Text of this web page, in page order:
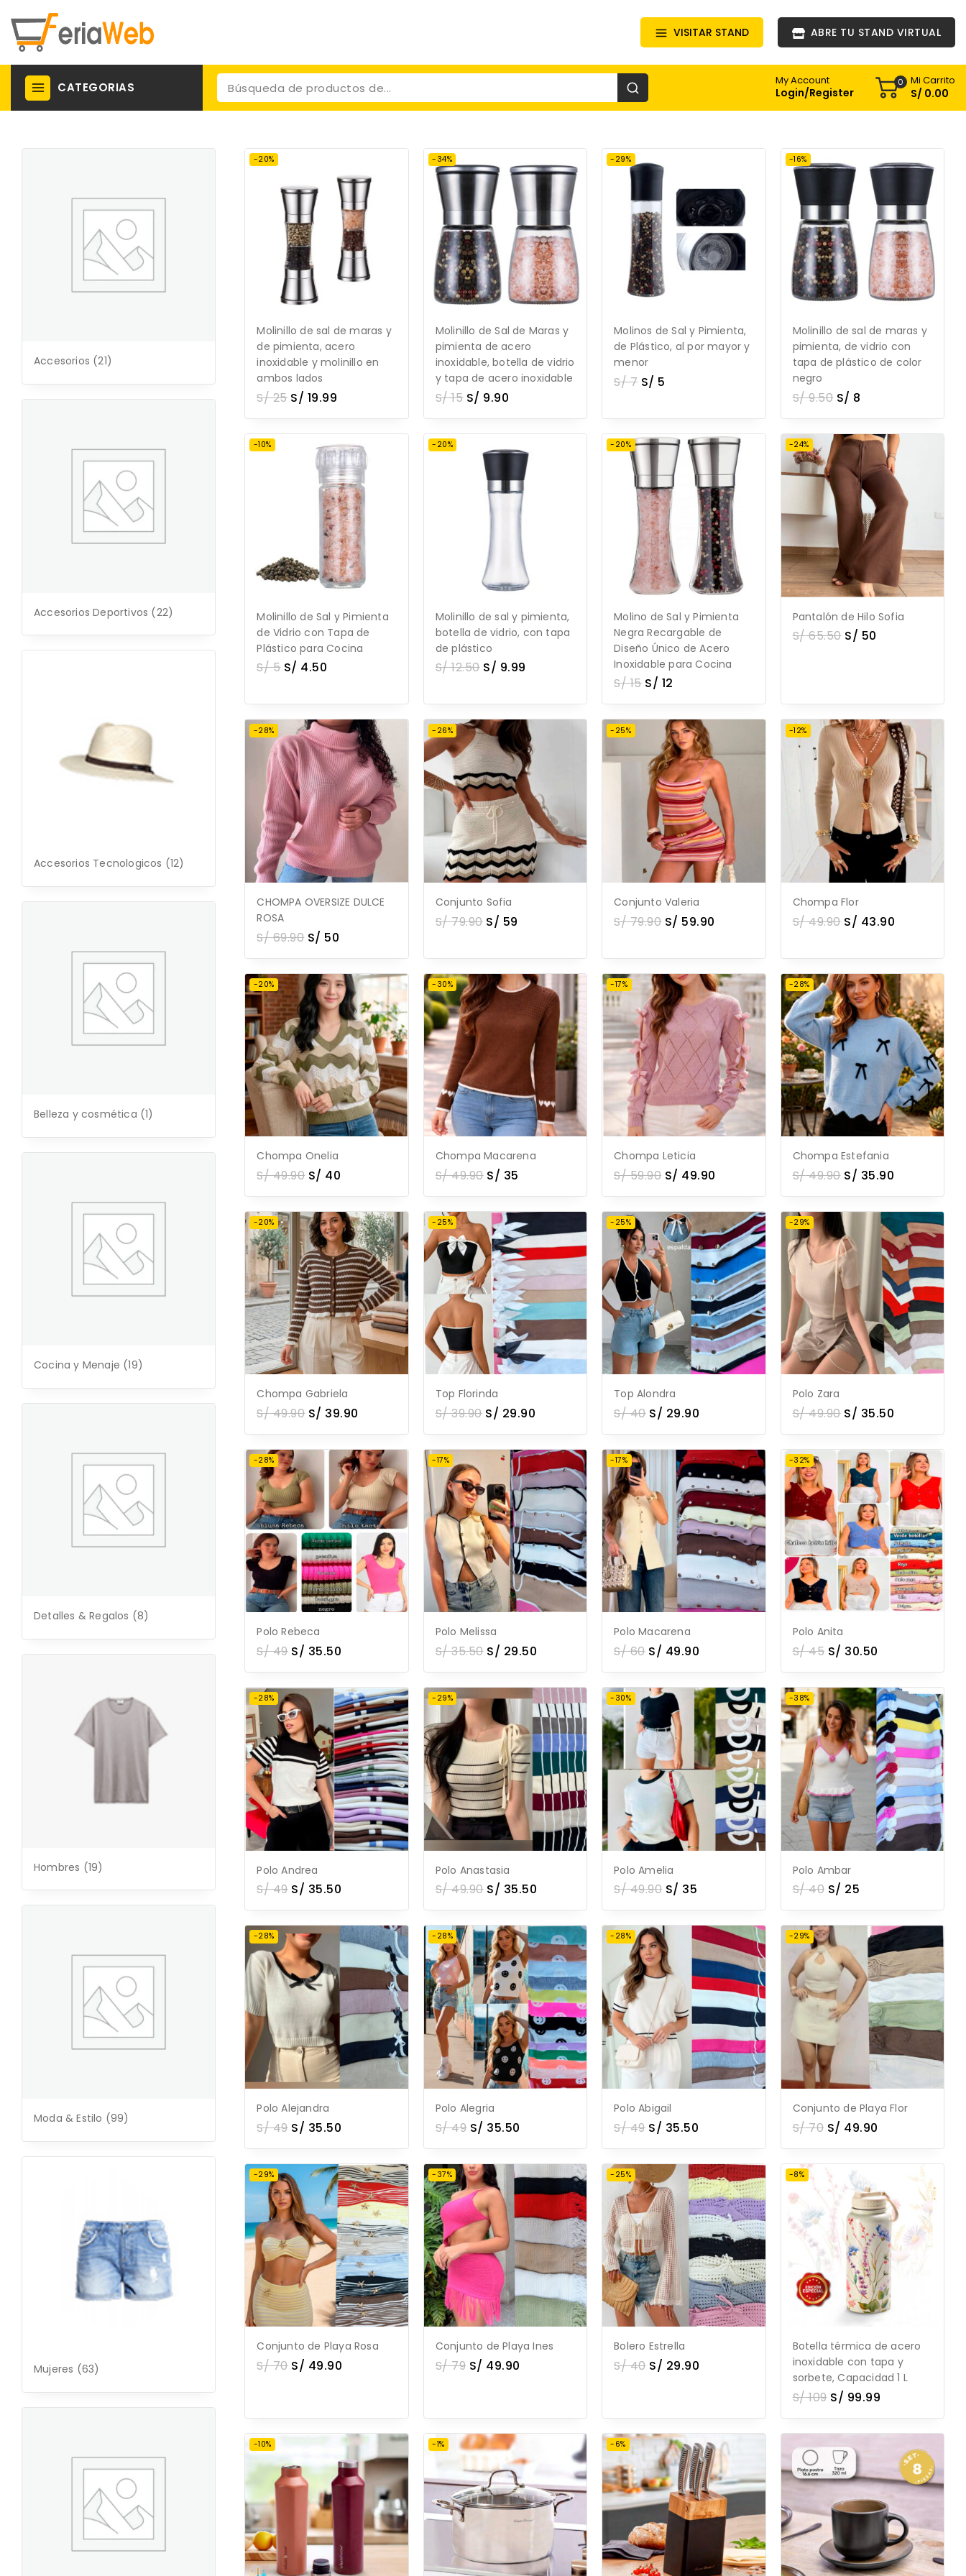
VISITAR STAND ABRE TU STAND VIRTUAL
CATEGORIAS My Account
Login/Register
0 Mi Carrito
S/ 0.00
Accesorios (21)
Accesorios Deportivos (22)
Accesorios Tecnologicos (12)
Belleza y cosmética (1)
Cocina y Menaje (19)
Detalles & Regalos (8)
Hombres (19)
Moda & Estilo (99)
Mujeres (63)
-20%
Molinillo de sal de maras y
de pimienta, acero
inoxidable y molinillo en
ambos lados
S/25 S/ 19.99
-34%
Molinillo de Sal de Maras y
pimienta de acero
inoxidable, botella de vidrio
y tapa de acero inoxidable
S/15 S/ 9.90
-29%
Molinos de Sal y Pimienta,
de Plástico, al por mayor y
menor
S/7 S/ 5
-16%
Molinillo de sal de maras y
pimienta, de vidrio con
tapa de plástico de color
negro
S/9.50 S/ 8
-10%
Molinillo de Sal y Pimienta
de Vidrio con Tapa de
Plástico para Cocina
S/5 S/ 4.50
-20%
Molinillo de sal y pimienta,
botella de vidrio, con tapa
de plástico
S/12.50 S/ 9.99
-20%
Molino de Sal y Pimienta
Negra Recargable de
Diseño Único de Acero
Inoxidable para Cocina
S/15 S/ 12
-24%
Pantalón de Hilo Sofia
S/65.50 S/ 50
-28%
CHOMPA OVERSIZE DULCE
ROSA
S/69.90 S/ 50
-26%
Conjunto Sofia
S/79.90 S/ 59
-25%
Conjunto Valeria
S/79.90 S/ 59.90
-12%
Chompa Flor
S/49.90 S/ 43.90
-20%
Chompa Onelia
S/49.90 S/ 40
-30%
Chompa Macarena
S/49.90 S/ 35
-17%
Chompa Leticia
S/59.90 S/ 49.90
-28%
Chompa Estefania
S/49.90 S/ 35.90
-20%
Chompa Gabriela
S/49.90 S/ 39.90
-25%
Top Florinda
S/39.90 S/ 29.90
-25%
Top Alondra
S/40 S/ 29.90
-29%
Polo Zara
S/49.90 S/ 35.50
-28%
Polo Rebeca
S/49 S/ 35.50
-17%
Polo Melissa
S/35.50 S/ 29.50
-17%
Polo Macarena
S/60 S/ 49.90
-32%
Polo Anita
S/45 S/ 30.50
-28%
Polo Andrea
S/49 S/ 35.50
-29%
Polo Anastasia
S/49.90 S/ 35.50
-30%
Polo Amelia
S/49.90 S/ 35
-38%
Polo Ambar
S/40 S/ 25
-28%
Polo Alejandra
S/49 S/ 35.50
-28%
Polo Alegria
S/49 S/ 35.50
-28%
Polo Abigail
S/49 S/ 35.50
-29%
Conjunto de Playa Flor
S/70 S/ 49.90
-29%
Conjunto de Playa Rosa
S/70 S/ 49.90
-37%
Conjunto de Playa Ines
S/79 S/ 49.90
-25%
Bolero Estrella
S/40 S/ 29.90
-8%
Botella térmica de acero
inoxidable con tapa y
sorbete, Capacidad 1 L
S/109 S/ 99.99
-10% -1% -6%